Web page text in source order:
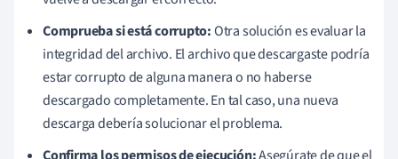
Comprueba si está corrupto:Otra solución es evaluar la
integridad del archivo. El archivo que descargaste podría
estar corrupto de alguna manera o no haberse
descargado completamente. En tal caso, una nueva
descarga debería solucionar el problema.
Confirma los permisos de ejecución:Asegúrate de que el